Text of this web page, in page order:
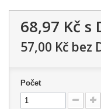
68,97 Kč s
57,00 Kč bez
Počet